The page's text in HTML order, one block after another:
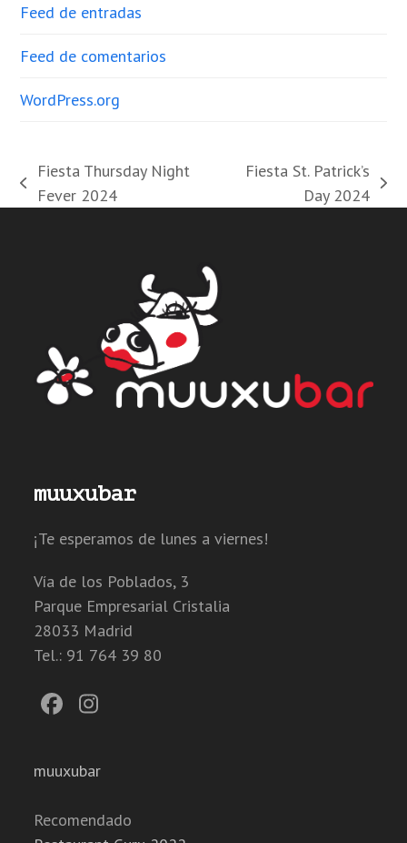
Feed de entradas
Feed de comentarios
WordPress.org
previous
Fiesta Thursday Night
Fever 2024
Fiesta St. Patrick’s
Day 2024
muuxubar
¡Te esperamos de lunes a viernes!
Vía de los Poblados, 3
Parque Empresarial Cristalia
28033 Madrid
Tel.: 91 764 39 80
FacebookInstagram
muuxubar
Recomendado